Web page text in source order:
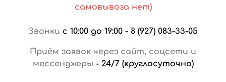
самовывоза нет)
Звонки с 10:00 до 19:00 - 8 (927) 083-33-05
Приём заявок через сайт, соцсети и
мессенджеры - 24/7 (круглосуточно)